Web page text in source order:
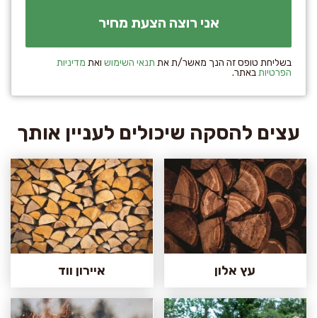
בשליחת טופס זה הנך מאשר/ת את תנאי השימוש ואת מדיניות
הפרטיותבאתר.
עצים להסקה שיכולים לעניין אותך
עץ אלון איירון ווד